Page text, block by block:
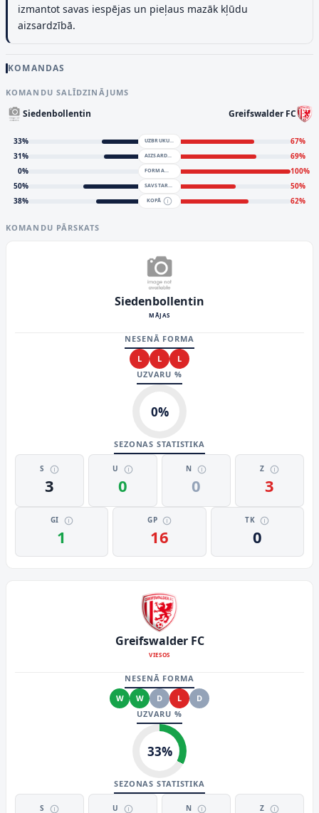
izmantot savas iespējas un pieļaus mazāk kļūdu
aizsardzībā.
KOMANDAS
KOMANDU SALĪDZINĀJUMS
Siedenbollentin Greifswalder FC
33% UZBRUKUMS 67%
31% AIZSARDZĪBA 69%
0% FORMA 100%
50% SAVSTARPĒJĀ BILANCE 50%
38% KOPĀ 62%
KOMANDU PĀRSKATS
Siedenbollentin
MĀJAS
NESENĀ FORMA
L
L
L
UZVARU %
0%
SEZONAS STATISTIKA
S
3
U
0
N
0
Z
3
GI
1
GP
16
TK
0
Greifswalder FC
VIESOS
NESENĀ FORMA
W
W D L
D
UZVARU %
33%
SEZONAS STATISTIKA
S U N Z